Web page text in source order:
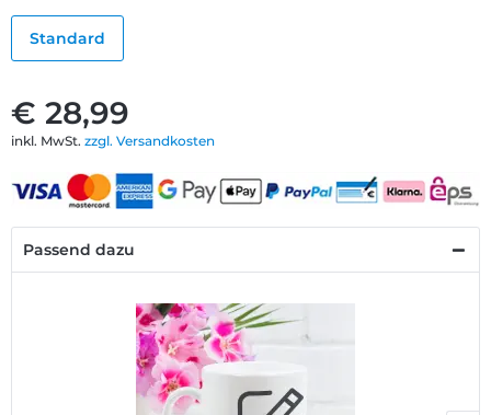
€ 28,99
inkl. MwSt. zzgl. Versandkosten
Standard
Passend dazu